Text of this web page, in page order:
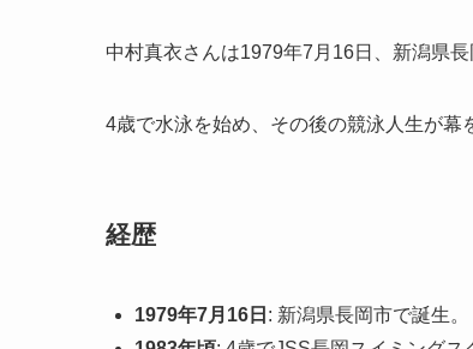
中村真衣さんは1979年7月16日、新潟県長
4歳で水泳を始め、その後の競泳人生が幕
経歴
1979年7月16日 : 新潟県長岡市で誕生。